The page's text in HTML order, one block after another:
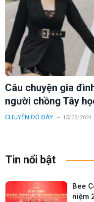
Câu chuyện gia
người chồng Tây
CHUYỆN ĐÓ ĐÂY 15/05/2024
Tin nổi bật
Bee
niệm